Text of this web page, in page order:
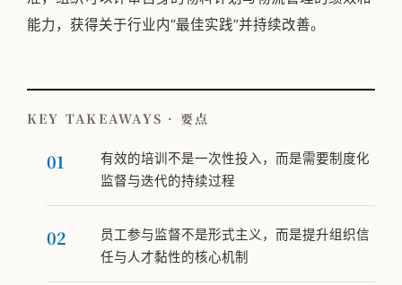
能力，获得关于行业内“最佳实践”并持续改善。
KEY TAKEAWAYS · 要点
有效的培训不是一次性投入，而是需要制度化
监督与迭代的持续过程
员工参与监督不是形式主义，而是提升组织信
任与人才黏性的核心机制